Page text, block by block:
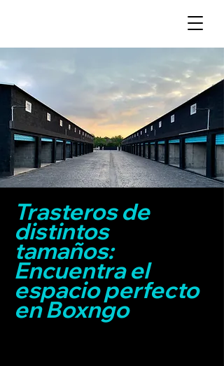
Trasteros de
distintos
tamaños:
Encuentra el
espacio perfecto
en Boxngo